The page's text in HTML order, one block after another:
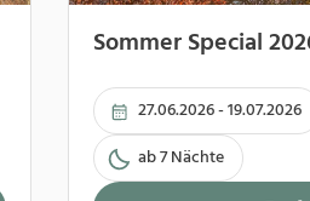
Sommer Special
27.06.2026 - 19.07.2026
ab 7 Nächte